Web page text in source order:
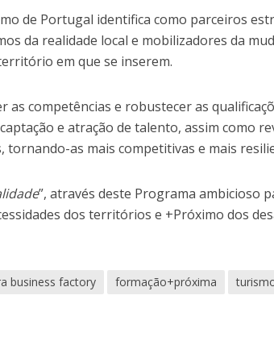
de Portugal identifica como parceiros
da realidade local e mobilizadores da
em que se inserem.
as competências e robustecer as
e atração de talento, assim como
tornando-as mais competitivas e mais
”, através deste Programa ambicioso
dos territórios e +Próximo dos
business factory formação+próxima